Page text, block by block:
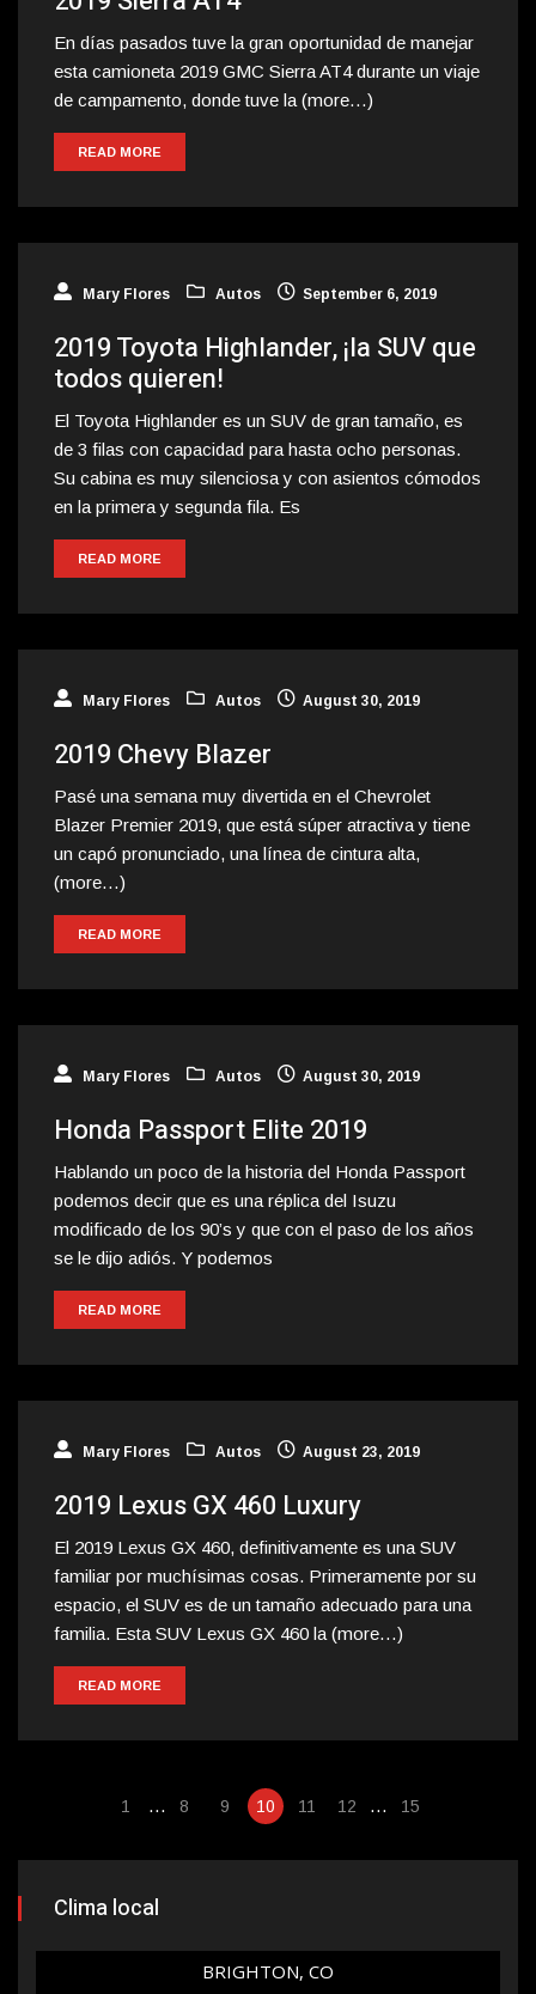
En días pasados tuve la gran oportunidad de manejar
esta camioneta 2019 GMC Sierra AT4 durante un viaje
de campamento, donde tuve la (more…)
READ MORE
Mary Flores Autos September 6, 2019
2019 Toyota Highlander, ¡la SUV que
todos quieren!
El Toyota Highlander es un SUV de gran tamaño, es
de 3 filas con capacidad para hasta ocho personas.
Su cabina es muy silenciosa y con asientos cómodos
en la primera y segunda fila. Es
READ MORE
Mary Flores Autos August 30, 2019
2019 Chevy Blazer
Pasé una semana muy divertida en el Chevrolet
Blazer Premier 2019, que está súper atractiva y tiene
un capó pronunciado, una línea de cintura alta,
(more…)
READ MORE
Mary Flores Autos August 30, 2019
Honda Passport Elite 2019
Hablando un poco de la historia del Honda Passport
podemos decir que es una réplica del Isuzu
modificado de los 90’s y que con el paso de los años
se le dijo adiós. Y podemos
READ MORE
Mary Flores Autos August 23, 2019
2019 Lexus GX 460 Luxury
El 2019 Lexus GX 460, definitivamente es una SUV
familiar por muchísimas cosas. Primeramente por su
espacio, el SUV es de un tamaño adecuado para una
familia. Esta SUV Lexus GX 460 la (more…)
READ MORE
1 … 8 9 10 11 12 … 15
Clima local
BRIGHTON, CO